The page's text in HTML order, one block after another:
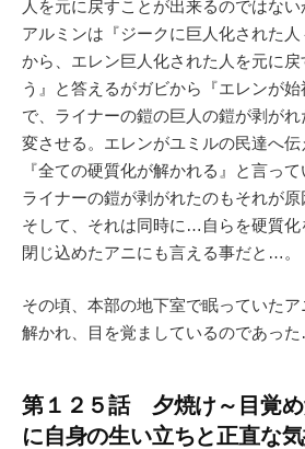
人を元に戻すことが出来るのではない
アルミンは『ジークに巨人化された
から、エレン巨人化された人を元に
う』と答えるがガビから『エレンが
で、ライナーの鎧の巨人の鎧が剥が
変させる。エレンがユミルの民達へ
『全ての硬質化が解かれる』と言って
ライナーの鎧が剥がれたのもそれが原
そして、それは同時に…自らを硬質化
閉じ込めたアニにも言える事だと…。
その頃、本部の地下室で眠っていた
解かれ、目を覚ましているのであった
第１２５話 夕焼け～目覚
に自身の生い立ちと正直な